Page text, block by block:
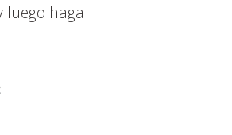
luego haga